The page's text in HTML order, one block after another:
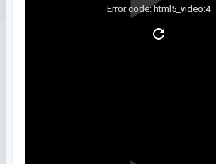
Error code: html5_video:4